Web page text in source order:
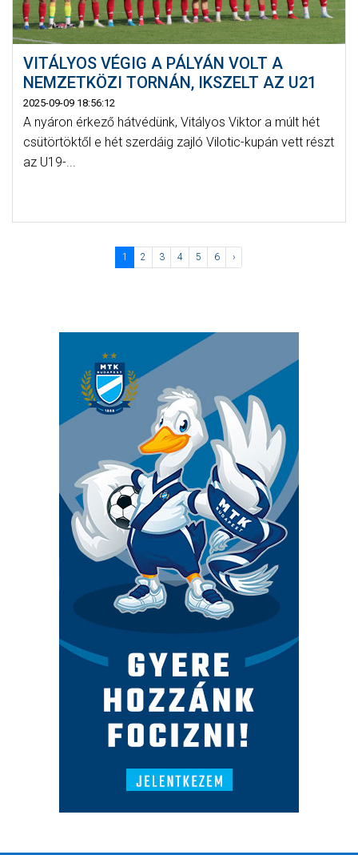
VITÁLYOS VÉGIG A PÁLYÁN VOLT A
NEMZETKÖZI TORNÁN, IKSZELT AZ U21
2025-09-09 18:56:12
A nyáron érkező hátvédünk, Vitályos Viktor a múlt hét
csütörtöktől e hét szerdáig zajló Vilotic-kupán vett részt
az U19-...
1 2 3 4 5 6 ›